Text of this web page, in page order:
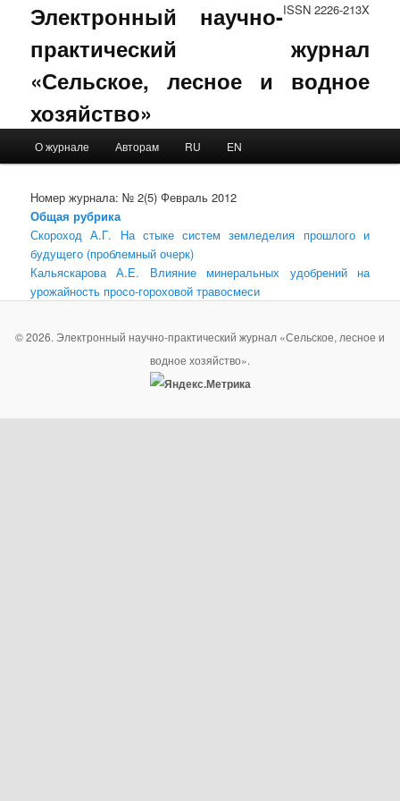
ISSN 2226-213X
Электронный научно-
практический журнал
«Сельское, лесное и водное
хозяйство»
Skip to primary content
Skip to secondary content
О журнале Авторам RU EN
Номер журнала: № 2(5) Февраль 2012
Общая рубрика
Скороход А.Г. На стыке систем земледелия прошлого и
будущего (проблемный очерк)
Кальяскарова А.Е. Влияние минеральных удобрений на
урожайность просо-гороховой травосмеси
© 2026. Электронный научно-практический журнал «Сельское, лесное и
водное хозяйство».